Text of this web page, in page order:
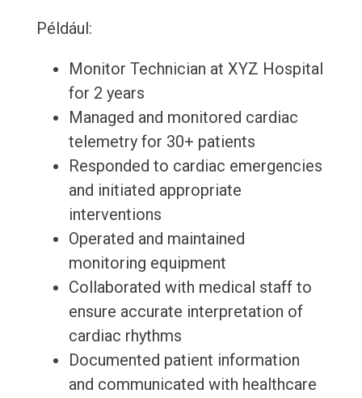
Például:
Monitor Technician at XYZ Hospital
for 2 years
Managed and monitored cardiac
telemetry for 30+ patients
Responded to cardiac emergencies
and initiated appropriate
interventions
Operated and maintained
monitoring equipment
Collaborated with medical staff to
ensure accurate interpretation of
cardiac rhythms
Documented patient information
and communicated with healthcare